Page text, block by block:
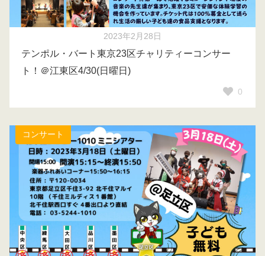
2023年2月28日
テンポル・バート東京23区チャリティーコンサー
ト！＠江東区4/30(日曜日)
0
コンサート